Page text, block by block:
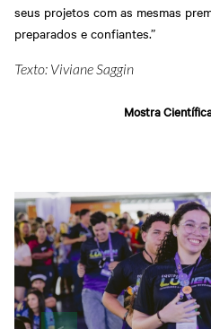
seus projetos com as mesmas
preparados e confiantes.”
Texto: Viviane Saggin
Mostra